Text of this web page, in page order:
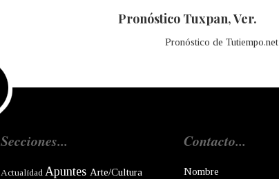
Pronóstico Tuxpan, Ver.
Pronóstico de Tutiempo.net
Secciones...
Actualidad Apuntes Arte/Cultura
Contacto...
Nombre